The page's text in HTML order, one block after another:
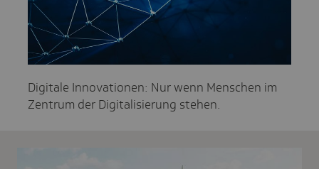
Digitale Innovationen: Nur wenn Menschen im
Zentrum der Digitalisierung stehen.